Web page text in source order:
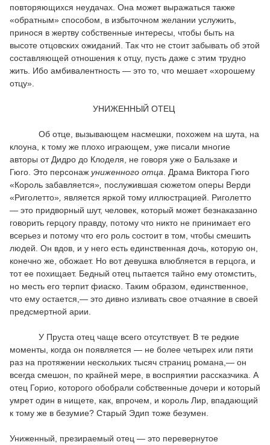
повторяющихся неудачах. Она может выражаться также
«обратным» способом, в избыточном желании услужить,
принося в жертву собственные интересы, чтобы быть на
высоте отцовских ожиданий. Так что не стоит забывать об этой
составляющей отношения к отцу, пусть даже с этим трудно
жить. Ибо амбивалентность — это то, что мешает «хорошему
отцу».
УНИЖЕННЫЙ ОТЕЦ
Об отце, вызывающем насмешки, похожем на шута, на
клоуна, к тому же плохо играющем, уже писали многие
авторы от Дидро до Клоделя, не говоря уже о Бальзаке и
Гюго. Это персонаж униженного отца . Драма Виктора Гюго
«Король забавляется» послужившая сюжетом оперы Верди
«Риголетто» является яркой тому иллюстрацией. Риголетто
— это придворный шут, человек, который может безнаказанно
говорить герцогу правду, потому что никто не принимает его
всерьез и потому что его роль состоит в том, чтобы смешить
людей. Он вдов, и у него есть единственная дочь, которую он,
конечно же, обожает. Но вот девушка влюбляется в герцога, и
тот ее похищает. Бедный отец пытается тайно ему отомстить,
но месть его терпит фиаско. Таким образом, единственное,
что ему остается,— это дивно изливать свое отчаяние в своей
предсмертной арии.
У Пруста отец чаще всего отсутствует. В те редкие
моменты, когда он появляется — не более четырех или пяти
раз на протяжении нескольких тысяч страниц романа,— он
всегда смешон, по крайней мере, в восприятии рассказчика. А
отец Горио, которого обобрали собственные дочери и который
умрет один в нищете, как, впрочем, и король Лир, впадающий
к тому же в безумие? Старый Эдип тоже безумен.
Униженный, презираемый отец — это перевернутое